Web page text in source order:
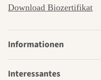
Download Biozertifikat
Informationen
Interessantes